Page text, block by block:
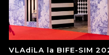
VLAdiLA la BIFE-SIM